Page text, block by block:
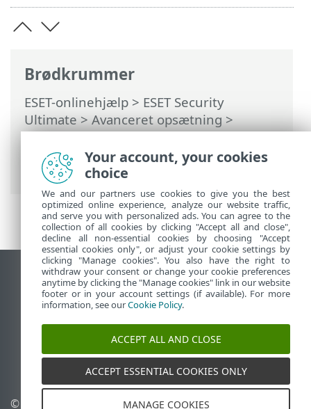
Brødkrummer
ESET-onlinehjælp > ESET Security
Ultimate>Avanceret opsætning>
Beskyttelse>Netværksbeskyttelse>
Firewall>Firewallregler> Tilføjelse eller
redigering af firewallregler
Vis computerwebsted
End of Life
ESET-vidensbase
ESET-forum
ESET Status Portal
Regional support
© 1992 - 2026 ESET, spol. s Administrer cookies
Your account, your cookies
choice
We and our partners use cookies to give you the best
optimized online experience, analyze our website traffic,
and serve you with personalized ads. You can agree to the
collection of all cookies by clicking "Accept all and close",
decline all non-essential cookies by choosing "Accept
essential cookies only", or adjust your cookie settings by
clicking "Manage cookies". You also have the right to
withdraw your consent or change your cookie preferences
anytime by clicking the "Manage cookies" link in our website
footer or in your account settings (if available). For more
information, see ourCookie Policy.
ACCEPT ALL AND CLOSE
ACCEPT ESSENTIAL COOKIES ONLY
MANAGE COOKIES